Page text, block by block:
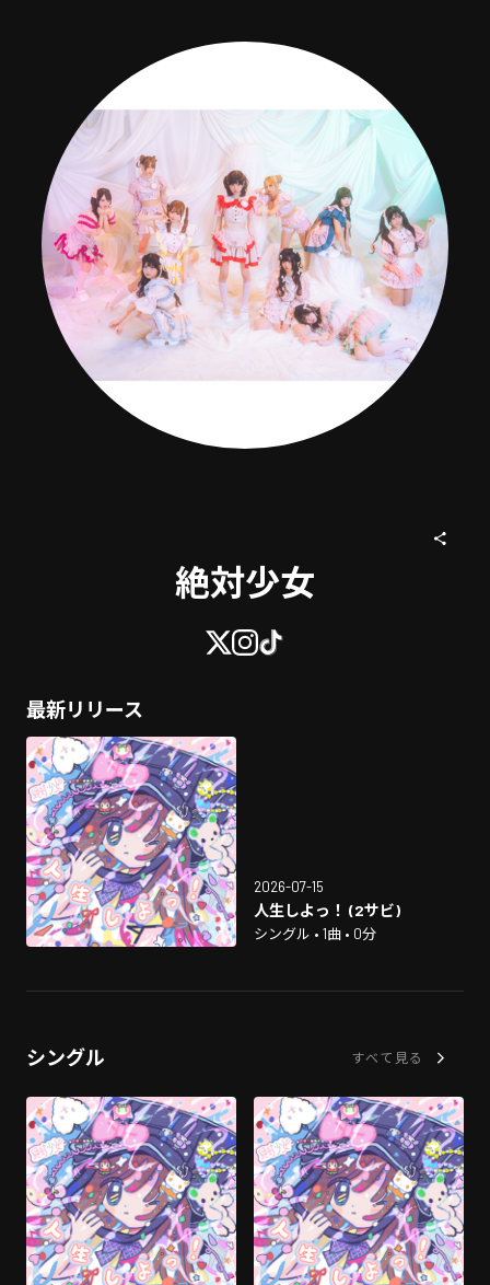
絶対少女
最新リリース
2026-07-15
人生しよっ！ (2サビ)
シングル • 1曲 • 0分
シングル すべて見る